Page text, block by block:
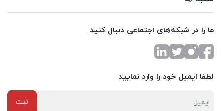
ما را در شبکه‌های اجتماعی دنبال کنید
لطفا ایمیل خود را وارد نمایید